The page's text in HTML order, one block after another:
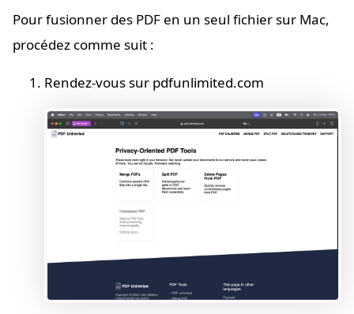
Pour fusionner des PDF en un seul fichier sur Mac,
procédez comme suit :
Rendez-vous sur pdfunlimited.com